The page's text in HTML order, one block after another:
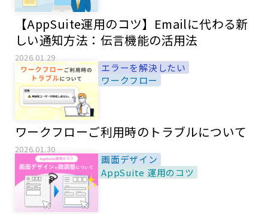
【AppSuite運用のコツ】Emailに代わる新
しい通知方法：伝言機能の活用法
2026.01.29
エラーを解決したい
ワークフロー
ワークフローご利用時のトラブルについて
2026.01.30
画面デザイン
AppSuite 運用のコツ